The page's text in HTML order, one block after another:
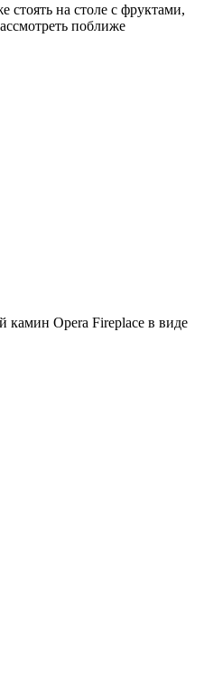
стоять на столе с фруктами,
поближе
камин Opera Fireplace в виде